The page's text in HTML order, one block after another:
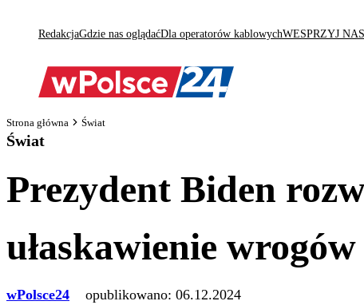
RedakcjaGdzie nas oglądaćDla operatorów kablowychWESPRZYJ NAS
Strona główna Świat
Świat
Prezydent Biden
ułaskawienie
wPolsce24 opublikowano: 06.12.2024